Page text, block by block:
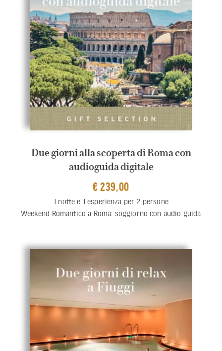
Due giorni alla scoperta di Roma con
audioguida digitale
€ 239,00
1 notte e 1 esperienza per 2 persone
Weekend Romantico a Roma: soggiorno con audio guida